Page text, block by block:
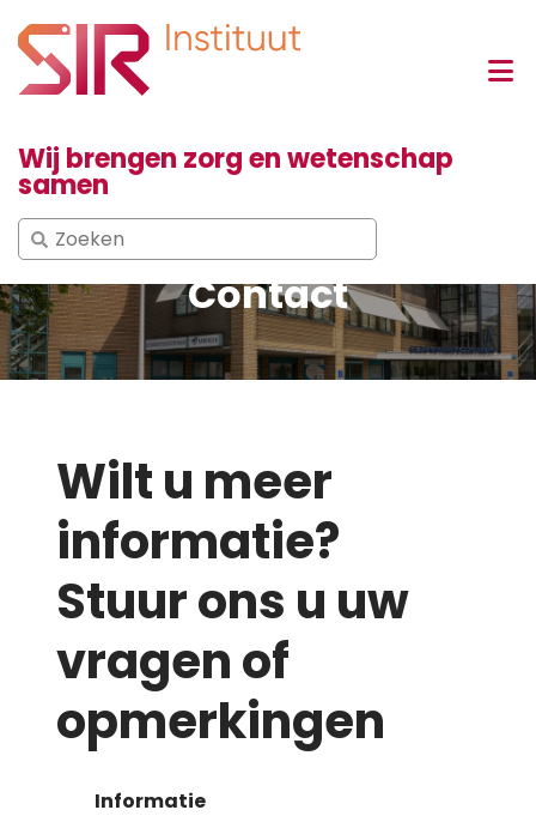
Wij brengen zorg en wetenschap
samen
Search
for:
Contact
Wilt u meer
informatie?
Stuur ons u uw
vragen of
opmerkingen
Informatie